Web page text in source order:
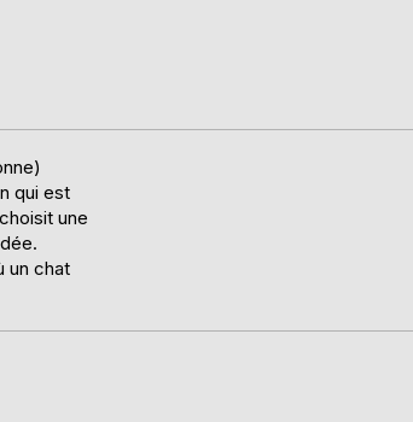
qui est
une
un chat